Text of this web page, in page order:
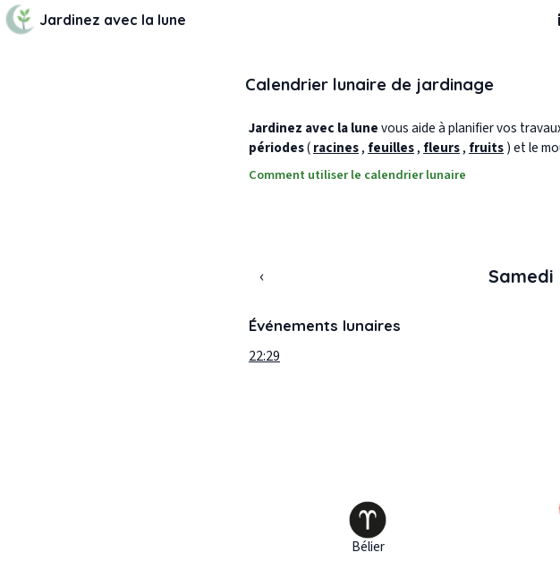
Jardinez avec la lune
Calendrier lunaire de jardinage
Jardinez avec la lunevous aide à planifier vos
périodes(racines, feuilles, fleurs, fruits) et le
Comment utiliser le calendrier lunaire
‹ Samedi
Événements lunaires
22:29
Bélier